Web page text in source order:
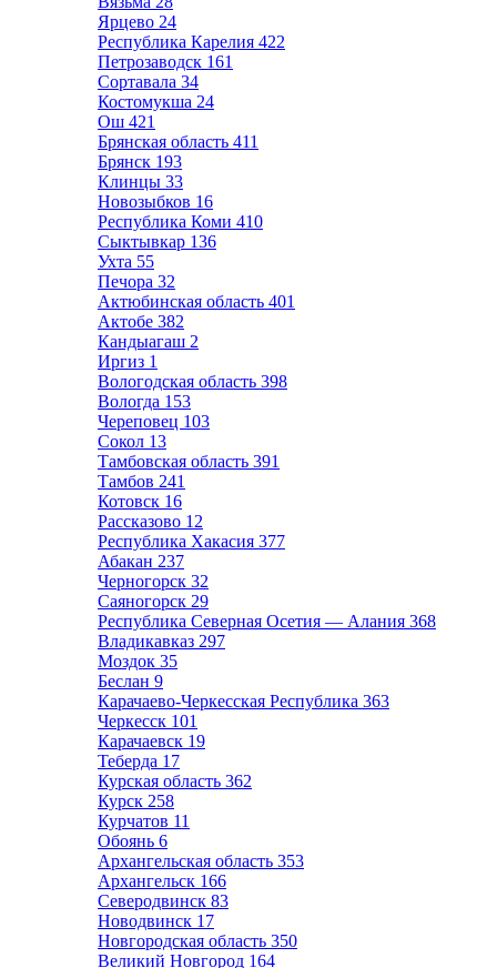
Ярцево 24
Республика Карелия 422
Петрозаводск 161
Сортавала 34
Костомукша 24
Ош 421
Брянская область 411
Брянск 193
Клинцы 33
Новозыбков 16
Республика Коми 410
Сыктывкар 136
Ухта 55
Печора 32
Актюбинская область 401
Актобе 382
Кандыагаш 2
Иргиз 1
Вологодская область 398
Вологда 153
Череповец 103
Сокол 13
Тамбовская область 391
Тамбов 241
Котовск 16
Рассказово 12
Республика Хакасия 377
Абакан 237
Черногорск 32
Саяногорск 29
Республика Северная Осетия — Алания 368
Владикавказ 297
Моздок 35
Беслан 9
Карачаево-Черкесская Республика 363
Черкесск 101
Карачаевск 19
Теберда 17
Курская область 362
Курск 258
Курчатов 11
Обоянь 6
Архангельская область 353
Архангельск 166
Северодвинск 83
Новодвинск 17
Новгородская область 350
Великий Новгород 164